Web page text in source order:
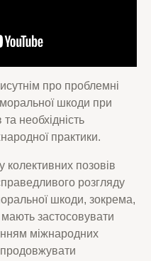
про проблемні
шкоди при
необхідність
практики.
колективних позовів
розгляду
шкоди, зокрема,
застосовувати
міжнародних
продовжувати